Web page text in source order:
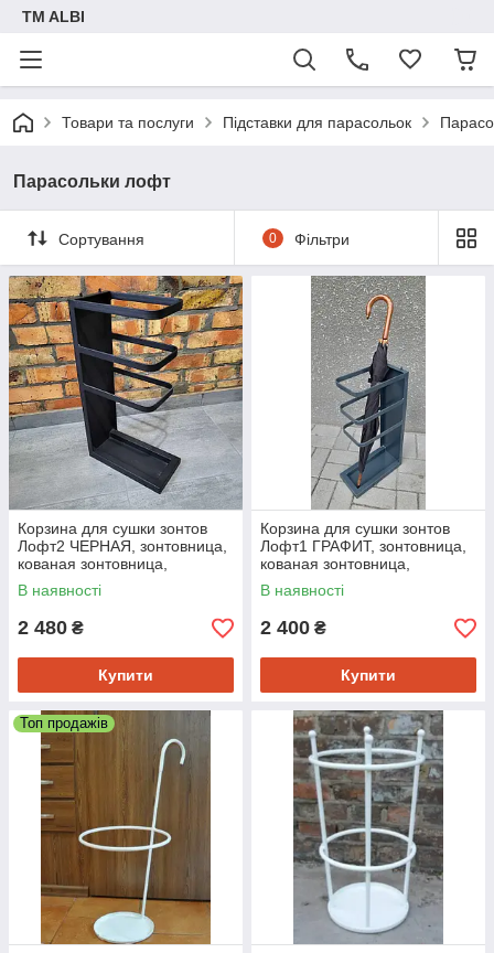
TM ALBI
Товари та послуги Підставки для парасольок
Парасольки лофт
Сортування 0 Фільтри
Корзина для сушки зонтов
Лофт2 ЧЕРНАЯ, зонтовница,
кованая зонтовница,
зонтовница из металла
В наявності
2 480 ₴
Купити
Корзина для сушки зонтов
Лофт1 ГРАФИТ, зонтовница,
кованая зонтовница,
зонтовница из металла
В наявності
2 400 ₴
Купити
Топ продажів